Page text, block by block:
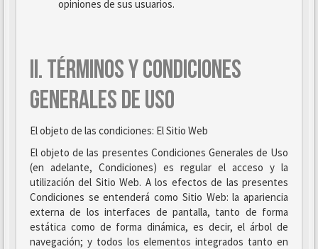
opiniones de sus usuarios.
II. TÉRMINOS Y CONDICIONES
GENERALES DE USO
El objeto de las condiciones: El Sitio Web
El objeto de las presentes Condiciones Generales de Uso
(en adelante, Condiciones) es regular el acceso y la
utilización del Sitio Web. A los efectos de las presentes
Condiciones se entenderá como Sitio Web: la apariencia
externa de los interfaces de pantalla, tanto de forma
estática como de forma dinámica, es decir, el árbol de
navegación; y todos los elementos integrados tanto en